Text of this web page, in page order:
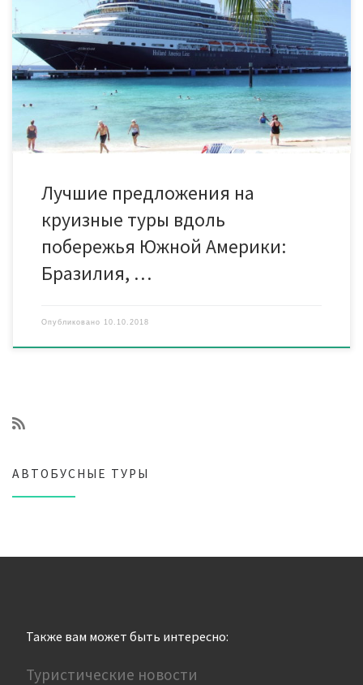
Чили, Перу, Уругвай). Белые пляжи Бразилии: Рио-де-
Жанейро, Бразилия — Бузиус, Бразилия — В море
— Сальвадор Де Байа, Бразилия — Ильеус, Бразилия —
В море — Рио-де-Жанейро, Бразилия лайнер MSC Musica,
продолжительность 6 н / 7 дн Стоимость от 769 у.е. на чел.
Чудеса Южной Америки: Буэнос Айрес, Аргентина —
Монтевидео, Уругвай — В море — Пуэрто […]
Лучшие предложения на
круизные туры вдоль
побережья Южной Америки:
Бразилия, …
Опубликовано 10.10.2018
АВТОБУСНЫЕ ТУРЫ
Также вам может быть интересно:
Туристические новости